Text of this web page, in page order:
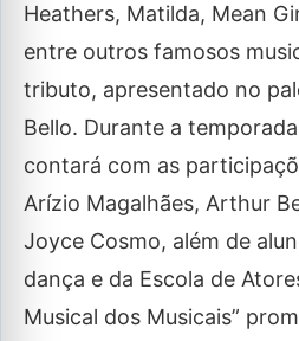
Heathers, Matilda, Mean
entre outros famosos
tributo, apresentado no
Bello. Durante a
contará com as
Arízio Magalhães, Arthur
Joyce Cosmo, além de
dança e da Escola de
Musical dos Musicais”